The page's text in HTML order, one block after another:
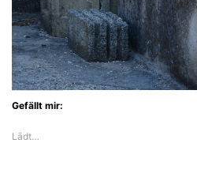
Gefällt mir:
Lädt…